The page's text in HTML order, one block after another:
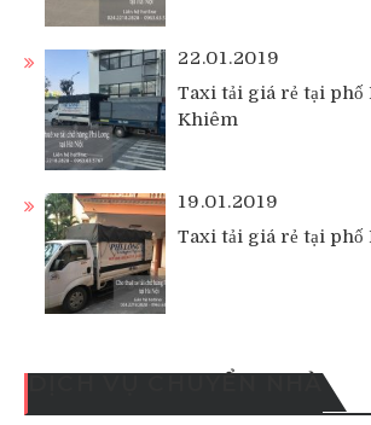
22.01.2019
Taxi tải giá rẻ tại phố
Khiêm
19.01.2019
Taxi tải giá rẻ tại phố
DỊCH VỤ CHUYỂN NHÀ